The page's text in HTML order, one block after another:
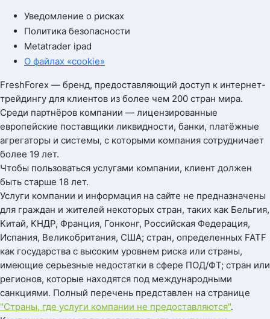
Уведомление о рисках
Политика безопасности
Metatrader ipad
О файлах «cookie»
FreshForex — бренд, предоставляющий доступ к интернет-
трейдингу для клиентов из более чем 200 стран мира.
Среди партнёров компании — лицензированные
европейские поставщики ликвидности, банки, платёжные
агрегаторы и системы, с которыми компания сотрудничает
более 19 лет.
Чтобы пользоваться услугами компании, клиент должен
быть старше 18 лет.
Услуги компании и информация на сайте не предназначены
для граждан и жителей некоторых стран, таких как Бельгия,
Китай, КНДР, Франция, Гонконг, Российская Федерация,
Испания, Великобритания, США; стран, определенных FATF
как государства с высоким уровнем риска или страны,
имеющие серьезные недостатки в сфере ПОД/ФТ; стран или
регионов, которые находятся под международными
санкциями. Полный перечень представлен на странице
"Страны, где услуги компании не предоставляются".